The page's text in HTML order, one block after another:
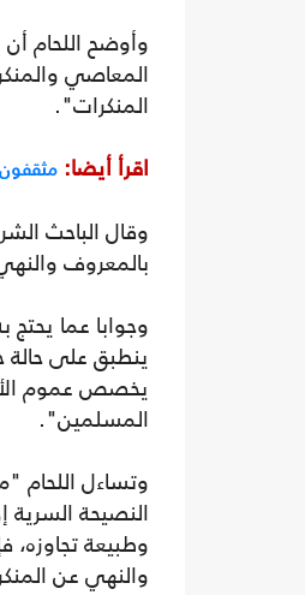
وأوضح اللحام أن
المعاصي
المنكرات".
اقرأ أيضا:
وقال الباحث
بالمعروف
وجوابا عما
ينطبق على حالة
يخصص عموم
المسلمين".
وتساءل اللحام
النصيحة
وطبيعة
والنهي عن